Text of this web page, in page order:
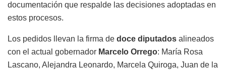
documentación que respalde las decisiones adoptadas en
estos procesos.
Los pedidos llevan la firma de doce diputados alineados
con el actual gobernador Marcelo Orrego: María Rosa
Lascano, Alejandra Leonardo, Marcela Quiroga, Juan de la